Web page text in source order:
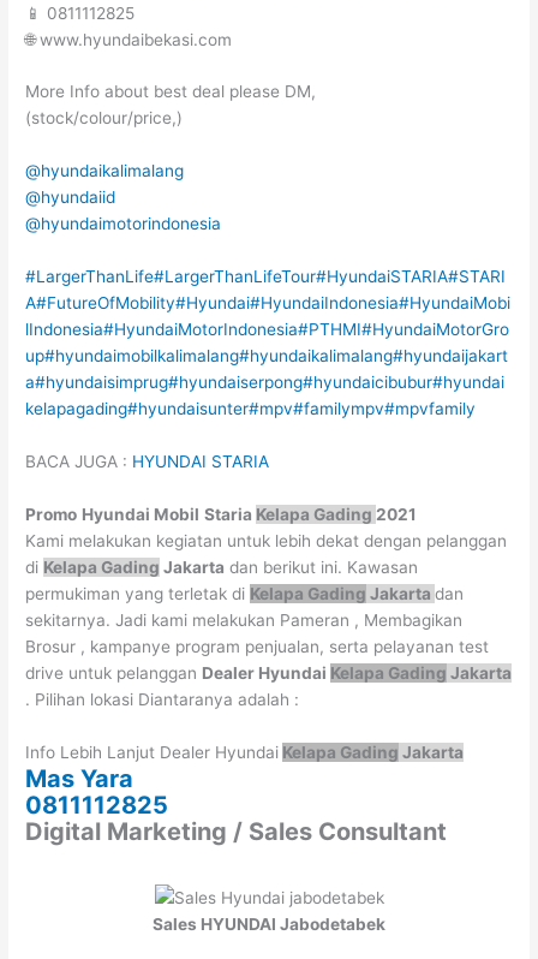
📱 0811112825
🌐 www.hyundaibekasi.com
More Info about best deal please DM,
(stock/colour/price,)
@hyundaikalimalang
@hyundaiid
@hyundaimotorindonesia
#LargerThanLife#LargerThanLifeTour#HyundaiSTARIA#STARI
A#FutureOfMobility#Hyundai#HyundaiIndonesia#HyundaiMobi
lIndonesia#HyundaiMotorIndonesia#PTHMI#HyundaiMotorGro
up#hyundaimobilkalimalang#hyundaikalimalang#hyundaijakart
a#hyundaisimprug#hyundaiserpong#hyundaicibubur#hyundai
kelapagading#hyundaisunter#mpv#familympv#mpvfamily
BACA JUGA : HYUNDAI STARIA
Promo Hyundai Mobil Staria Kelapa Gading 2021
Kami melakukan kegiatan untuk lebih dekat dengan pelanggan
di Kelapa Gading Jakarta dan berikut ini. Kawasan
permukiman yang terletak di Kelapa Gading Jakarta dan
sekitarnya. Jadi kami melakukan Pameran , Membagikan
Brosur , kampanye program penjualan, serta pelayanan test
drive untuk pelanggan Dealer Hyundai Kelapa Gading Jakarta
. Pilihan lokasi Diantaranya adalah :
Info Lebih Lanjut Dealer Hyundai Kelapa Gading Jakarta
Mas Yara
0811112825
Digital Marketing / Sales Consultant
Sales HYUNDAI Jabodetabek